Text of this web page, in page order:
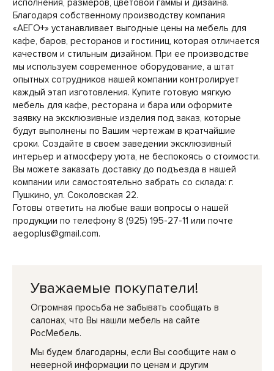
исполнения, размеров, цветовой гаммы и дизайна.
Благодаря собственному производству компания
«АЕГО+» устанавливает выгодные цены на мебель для
кафе, баров, ресторанов и гостиниц, которая отличается
качеством и стильным дизайном. При ее производстве
мы используем современное оборудование, а штат
опытных сотрудников нашей компании контролирует
каждый этап изготовления. Купите готовую мягкую
мебель для кафе, ресторана и бара или оформите
заявку на эксклюзивные изделия под заказ, которые
будут выполнены по Вашим чертежам в кратчайшие
сроки. Создайте в своем заведении эксклюзивный
интерьер и атмосферу уюта, не беспокоясь о стоимости.
Вы можете заказать доставку до подъезда в нашей
компании или самостоятельно забрать со склада: г.
Пушкино, ул. Соколовская 22.
Готовы ответить на любые ваши вопросы о нашей
продукции по телефону 8 (925) 195-27-11 или почте
aegoplus@gmail.com.
Уважаемые покупатели!
Огромная просьба не забывать сообщать в
салонах, что Вы нашли мебель на сайте
РосМебель.
Мы будем благодарны, если Вы сообщите нам о
неверной информации по ценам и другим